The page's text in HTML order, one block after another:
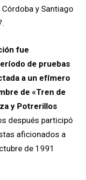
y Santiago
fue
de pruebas
a un efímero
de «Tren de
y Potrerillos
después participó
aficionados a
de 1991